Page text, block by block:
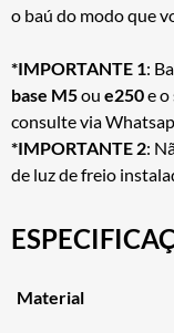
o baú do modo que
*IMPORTANTE 1:
base M5ou e250e
consulte via
*IMPORTANTE 2:
de luz de freio
Material